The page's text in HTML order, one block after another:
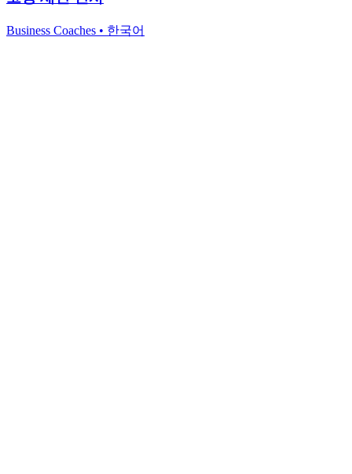
Business Coaches • 한국어